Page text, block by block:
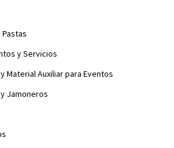
y Servicios
Material Auxiliar para Eventos
Jamoneros